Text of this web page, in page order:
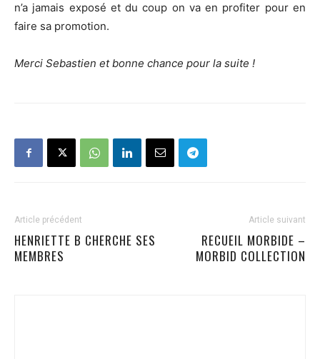
n’a jamais exposé et du coup on va en profiter pour en
faire sa promotion.
Merci Sebastien et bonne chance pour la suite !
Article précédent
HENRIETTE B CHERCHE SES
MEMBRES
Article suivant
RECUEIL MORBIDE –
MORBID COLLECTION